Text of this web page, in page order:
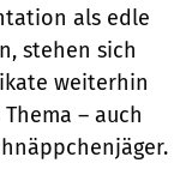
als edle
stehen sich
weiterhin
– auch